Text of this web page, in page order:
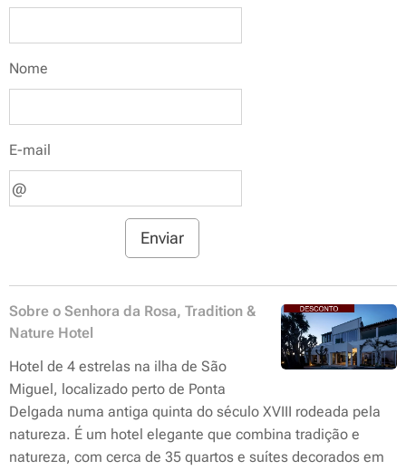
Nome
E-mail
Enviar
Sobre o Senhora da Rosa, Tradition &
Nature Hotel
Hotel de 4 estrelas na ilha de São
Miguel, localizado perto de Ponta
Delgada numa antiga quinta do século XVIII rodeada pela
natureza. É um hotel elegante que combina tradição e
natureza, com cerca de 35 quartos e suítes decorados em